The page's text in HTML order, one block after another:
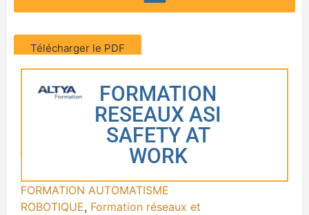
Télécharger le PDF
FORMATION
RESEAUX ASI
SAFETY AT
WORK
FORMATION AUTOMATISME
ROBOTIQUE, Formation réseaux et